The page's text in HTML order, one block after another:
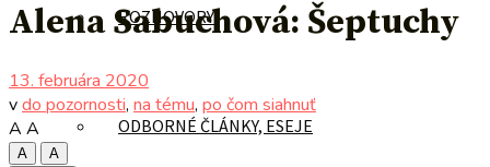
ROZHOVORY
ODBORNÉ ČLÁNKY, ESEJE
Alena Sabuchová: Šeptuchy
13. februára 2020
vdo pozornosti, na tému, po čom siahnuť
A A
A
A